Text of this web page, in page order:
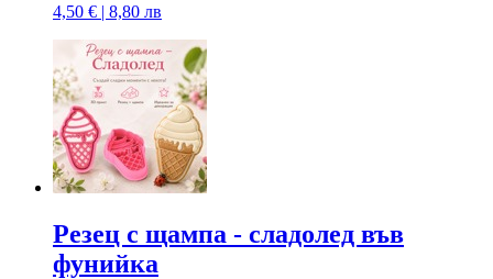
4,50 € | 8,80 лв
Резец с щампa - сладолед във
фунийка